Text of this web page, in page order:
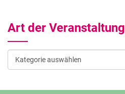
Art der Veranstaltung
Art
der
Veranstaltung